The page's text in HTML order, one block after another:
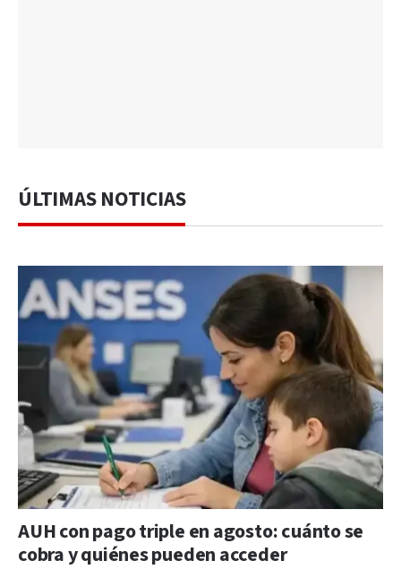
ÚLTIMAS NOTICIAS
AUH con pago triple en agosto: cuánto se
cobra y quiénes pueden acceder